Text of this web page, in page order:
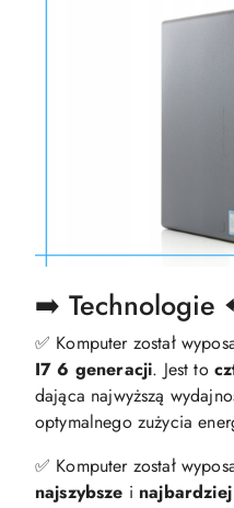
➡️ Technologie
✅ Komputer został
I7 6 generacji. Jest to
dająca najwyższą
optymalnego zużycia
✅ Komputer został
najszybsze i